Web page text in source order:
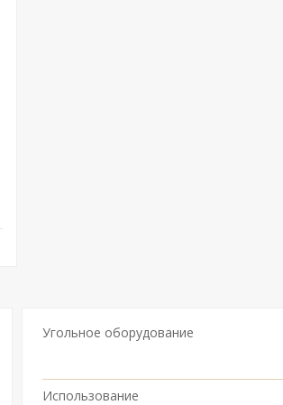
Угольное оборудование
Использование